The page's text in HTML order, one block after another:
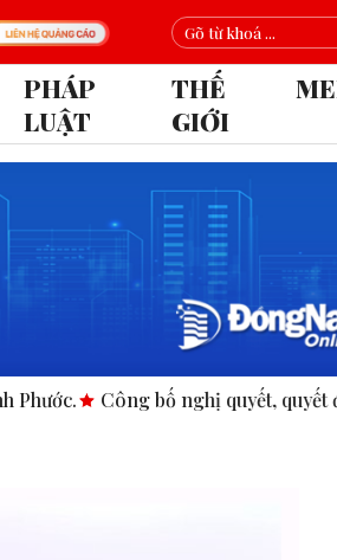
PHÁP
LUẬT
THẾ
GIỚI
Công bố nghị quyết, quyết định tại các